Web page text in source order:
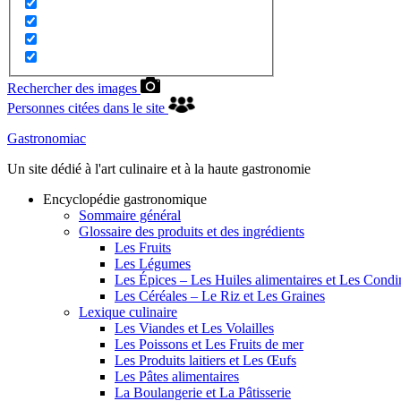
Rechercher des images
Personnes citées dans le site
Gastronomiac
Un site dédié à l'art culinaire et à la haute gastronomie
Encyclopédie gastronomique
Sommaire général
Glossaire des produits et des ingrédients
Les Fruits
Les Légumes
Les Épices – Les Huiles alimentaires et Les
Les Céréales – Le Riz et Les Graines
Lexique culinaire
Les Viandes et Les Volailles
Les Poissons et Les Fruits de mer
Les Produits laitiers et Les Œufs
Les Pâtes alimentaires
La Boulangerie et La Pâtisserie